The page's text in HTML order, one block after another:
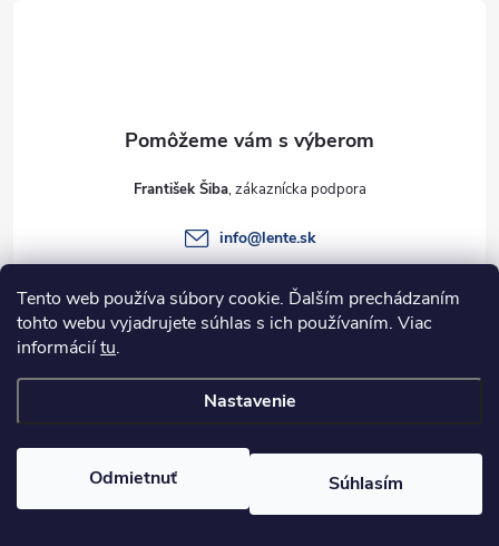
Tento web používa súbory cookie. Ďalším prechádzaním
tohto webu vyjadrujete súhlas s ich používaním. Viac
informáciítu.
Nastavenie
Odmietnuť Súhlasím
e
František Šiba
info@lente.sk
Informácie pre vás
. Všetky práva vyhradené.